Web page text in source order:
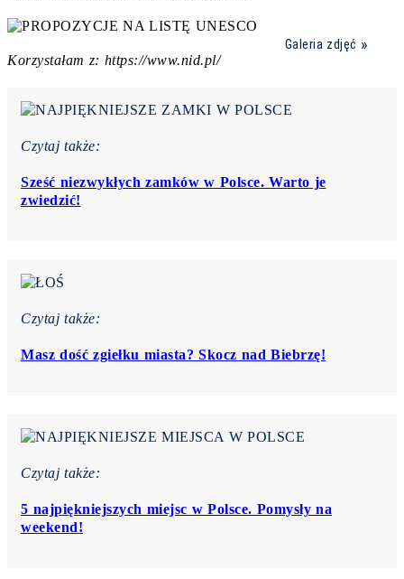
Galeria zdjęć
Korzystałam z: https://www.nid.pl/
Czytaj także:
Sześć niezwykłych zamków w Polsce. Warto je
zwiedzić!
Czytaj także:
Masz dość zgiełku miasta? Skocz nad Biebrzę!
Czytaj także:
5 najpiękniejszych miejsc w Polsce. Pomysły na
weekend!